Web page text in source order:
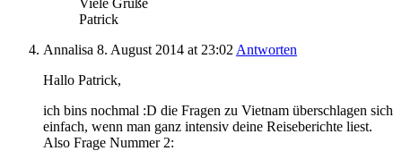
Patrick
Annalisa 8. August 2014 at 23:02 Antworten
Hallo Patrick,
ich bins nochmal :D die Fragen zu Vietnam überschlagen sich
einfach, wenn man ganz intensiv deine Reiseberichte liest.
Also Frage Nummer 2: